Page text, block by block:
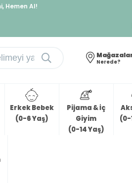
Hemen Al!
Nerede?
Erkek Bebek
(0-6 Yaş)
Pijama & İç
Giyim
(0-14 Yaş)
(0-